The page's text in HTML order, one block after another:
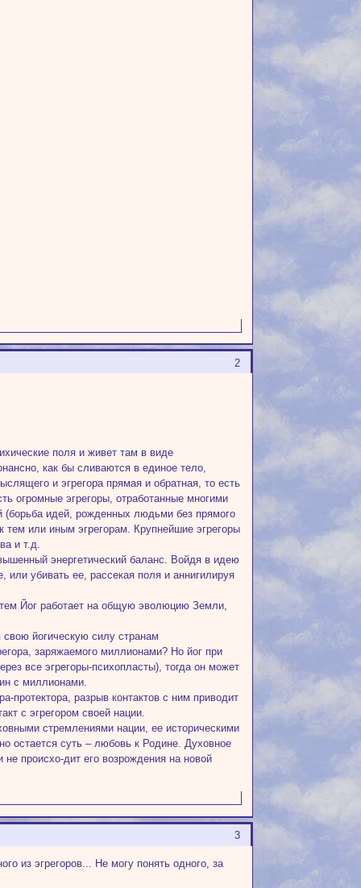
2
поля и живет там в виде
как бы сливаются в единое тело,
и эгрегора прямая и обратная, то есть
огромные эгрегоры, отработанные многими
идей, рожденных людьми без прямого
тем или иным эгрегорам. Крупнейшие эгрегоры
и т.д.
энергетический баланс. Войдя в идею
или убивать ее, рассекая поля и аннигилируя
Йог работает на общую эволюцию Земли,
йогическую силу странам
заряжаемого миллионами? Но йог при
все эгрегоры-психопласты), тогда он может
с миллионами.
протектора, разрыв контактов с ним приводит
с эгрегором своей нации.
стремлениями нации, ее историческими
остается суть – любовь к Родине. Духовное
происхо-дит его возрождения на новой
3
из эгрегоров... Не могу понять одного, за